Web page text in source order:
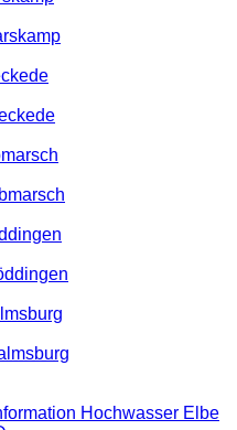
Hochwasser Elbe